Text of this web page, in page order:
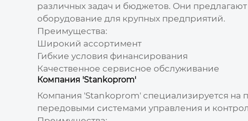
различных задач и бюджетов. Они
оборудование для крупных предприятий.
Преимущества:
Широкий ассортимент
Гибкие условия финансирования
Качественное сервисное обслуживание
Компания 'Stankoprom'
Компания 'Stankoprom' специализируется на
передовыми системами управления и